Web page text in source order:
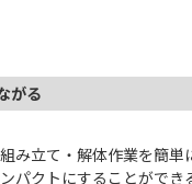
がる
み立て・解体作業を簡単
パクトにすることができ